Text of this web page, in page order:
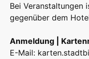
Bei Veranstaltungen
gegenüber dem
Anmeldung |
E-Mail: